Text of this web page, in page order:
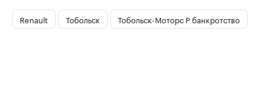
Renault Тобольск Тобольск-Моторс Р банкротство